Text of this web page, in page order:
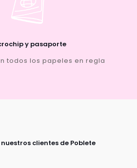
y pasaporte
todos los papeles en regla
clientes de Poblete